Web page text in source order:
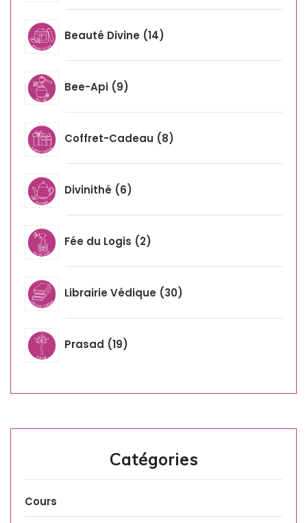
Beauté Divine 14
Bee-Api 9
Coffret-Cadeau 8
Divinithé 6
Fée du Logis 2
Librairie Védique 30
Prasad 19
Catégories
Cours